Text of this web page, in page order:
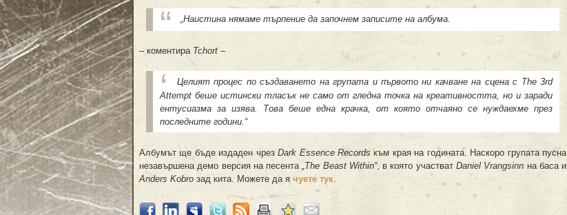
„Наистина нямаме търпение да започнем записите на албума.
– коментира Tchort –
Целият процес по създаването на групата и първото ни качване на сцена с The 3rd
Attempt беше истински тласък не само от гледна точка на креативността, но и заради
ентусиазма за изява. Това беше една крачка, от която отчаяно се нуждаехме през
последните години.“
Албумът ще бъде издаден чрезDark Essence Records към края на годината. Наскоро групата пусна
незавършена демо версия на песента „The Beast Within“, в която участват Daniel Vrangsinn на баса и
Anders Kobro зад кита. Можете да я чуете тук